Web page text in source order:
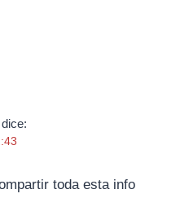
dice:
toda esta info